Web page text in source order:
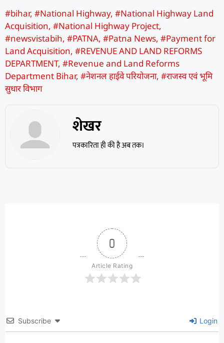
#bihar, #National Highway, #National Highway Land
Acquisition, #National Highway Project,
#newsvistabih, #PATNA, #Patna News, #Payment for
Land Acquisition, #REVENUE AND LAND REFORMS
DEPARTMENT, #Revenue and Land Reforms
Department Bihar, #नेशनल हाईवे परियोजना, #राजस्व एवं भूमि
सुधार विभाग
शेखर
पत्रकारिता ही की है अब तक।
0
Article Rating
Subscribe Login